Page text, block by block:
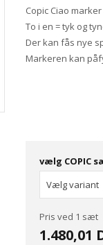
Copic Ciao
To i en = tyk og
Der kan fås nye
Markeren kan
vælg COPIC
Pris ved 1 sæt
1.480,01